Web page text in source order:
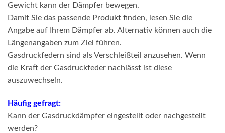
Gewicht kann der Dämpfer bewegen.
Damit Sie das passende Produkt finden, lesen Sie die
Angabe auf Ihrem Dämpfer ab. Alternativ können auch die
Längenangaben zum Ziel führen.
Gasdruckfedern sind als Verschleißteil anzusehen. Wenn
die Kraft der Gasdruckfeder nachlässt ist diese
auszuwechseln.
Häufig gefragt:
Kann der Gasdruckdämpfer eingestellt oder nachgestellt
werden?